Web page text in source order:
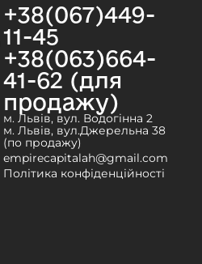
+38(067)449-
11-45
+38(063)664-
41-62 (для
продажу)
м. Львів, вул. Водогінна 2
м. Львів, вул.Джерельна 38
(по продажу)
empirecapitalah@gmail.com
Політика конфіденційності